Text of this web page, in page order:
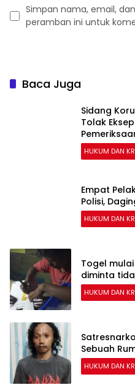
Simpan nama, email,
peramban ini untuk
Baca Juga
Sidang
Tolak
HUKUM DAN
Empat
Polisi,
HUKUM DAN
Togel
diminta
HUKUM DAN
Sebuah
HUKUM DAN